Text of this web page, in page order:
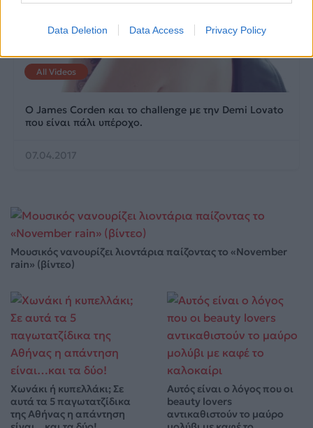
Data Deletion Data Access Privacy Policy
All Videos
Ο James Corden και το challenge με την Demi Lovato
που είναι πάλι υπέροχο.
07.04.2017
Μουσικός νανουρίζει λιοντάρια παίζοντας το «November
rain» (βίντεο)
Χωνάκι ή κυπελλάκι; Σε
αυτά τα 5 παγωτατζίδικα
της Αθήνας η απάντηση
Αυτός είναι ο λόγος που οι
beauty lovers
αντικαθιστούν το μαύρο